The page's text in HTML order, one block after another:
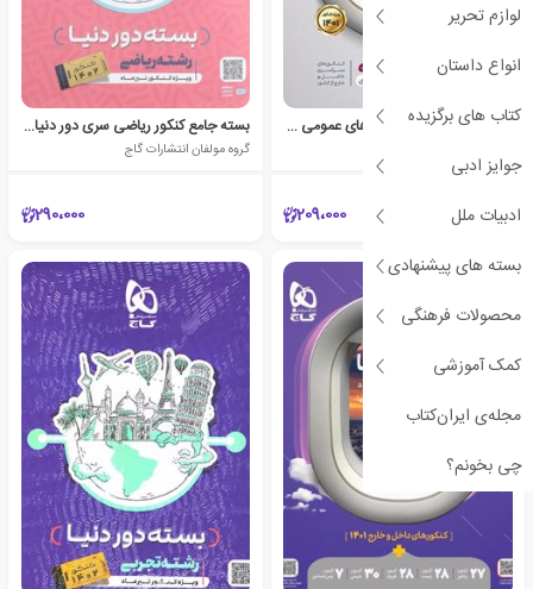
لوازم تحریر
انواع داستان
کتاب های برگزیده
جوایز ادبی
ادبیات ملل
بسته های پیشنهادی
محصولات فرهنگی
کمک آموزشی
مجله‌ی ایران‌کتاب
چی بخونم؟
دور دنیا در 4 ساعت کنکورهای عمومی (جلد اول)
209،000
بسته جامع کنکور ریاضی سری دور دنیا در چهار ساعت ویژه کنکور 1402(جلد اول)
گروه مولفان انتشارات گاج
290،000